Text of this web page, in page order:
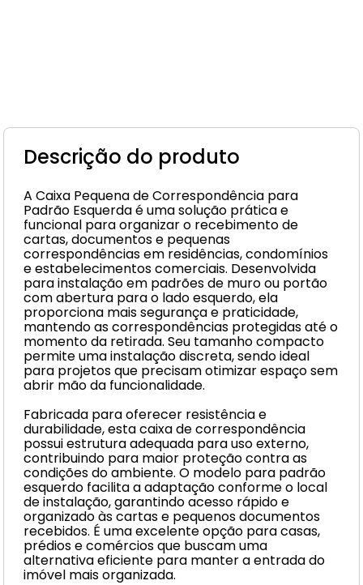
Descrição do produto
A Caixa Pequena de Correspondência para
Padrão Esquerda é uma solução prática e
funcional para organizar o recebimento de
cartas, documentos e pequenas
correspondências em residências, condomínios
e estabelecimentos comerciais. Desenvolvida
para instalação em padrões de muro ou portão
com abertura para o lado esquerdo, ela
proporciona mais segurança e praticidade,
mantendo as correspondências protegidas até o
momento da retirada. Seu tamanho compacto
permite uma instalação discreta, sendo ideal
para projetos que precisam otimizar espaço sem
abrir mão da funcionalidade.
Fabricada para oferecer resistência e
durabilidade, esta caixa de correspondência
possui estrutura adequada para uso externo,
contribuindo para maior proteção contra as
condições do ambiente. O modelo para padrão
esquerdo facilita a adaptação conforme o local
de instalação, garantindo acesso rápido e
organizado às cartas e pequenos documentos
recebidos. É uma excelente opção para casas,
prédios e comércios que buscam uma
alternativa eficiente para manter a entrada do
imóvel mais organizada.